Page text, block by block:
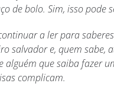
de bolo. Sim, isso pode
a ler para
salvador e, quem sabe,
alguém que saiba fazer
complicam.